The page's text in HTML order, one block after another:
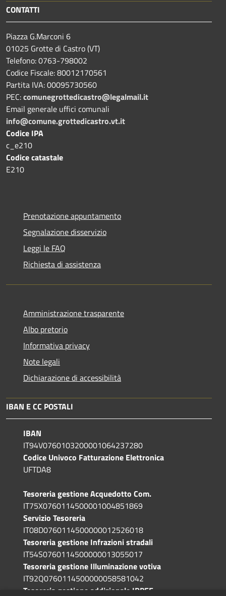
CONTATTI
Piazza G.Marconi 6
01025 Grotte di Castro (VT)
Telefono: 0763-798002
Codice Fiscale: 80012170561
Partita IVA: 00095730560
PEC:comunegrottedicastro@legalmail.it
Email generale uffici comunali
info@comune.grottedicastro.vt.it
Codice IPA
c_e210
Codice catastale
E210
Prenotazione appuntamento
Segnalazione disservizio
Leggi le FAQ
Richiesta di assistenza
Amministrazione trasparente
Albo pretorio
Informativa privacy
Note legali
Dichiarazione di accessibilità
IBAN E CC POSTALI
IBAN
IT94V0760103200001064237280
Codice Univoco Fatturazione Elettronica
UFTDA8
Tesoreria gestione Acquedotto Com.
IT75X0760114500001004851869
Servizio Tesoreria
IT08D0760114500000012526018
Tesoreria gestione Infrazioni stradali
IT54S0760114500000013055017
Tesoreria gestione Illuminazione votiva
IT92Q0760114500000058581042
Tesoreria gestione addizionale IRPEF